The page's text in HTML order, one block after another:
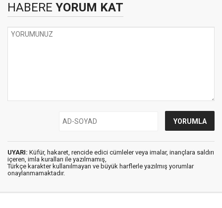
HABERE YORUM KAT
UYARI: Küfür, hakaret, rencide edici cümleler veya imalar, inançlara saldırı
içeren, imla kuralları ile yazılmamış,
Türkçe karakter kullanılmayan ve büyük harflerle yazılmış yorumlar
onaylanmamaktadır.